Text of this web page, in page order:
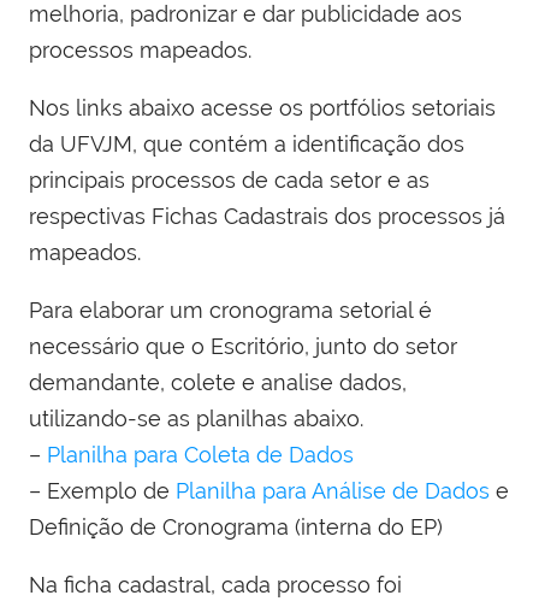
melhoria, padronizar e dar publicidade aos
processos mapeados.
Nos links abaixo acesse os portfólios setoriais
da UFVJM, que contém a identificação dos
principais processos de cada setor e as
respectivas Fichas Cadastrais dos processos já
mapeados.
Para elaborar um cronograma setorial é
necessário que o Escritório, junto do setor
demandante, colete e analise dados,
utilizando-se as planilhas abaixo.
– Planilha para Coleta de Dados
– Exemplo de Planilha para Análise de Dados e
Definição de Cronograma (interna do EP)
Na ficha cadastral, cada processo foi